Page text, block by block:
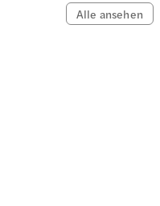
Alle ansehen